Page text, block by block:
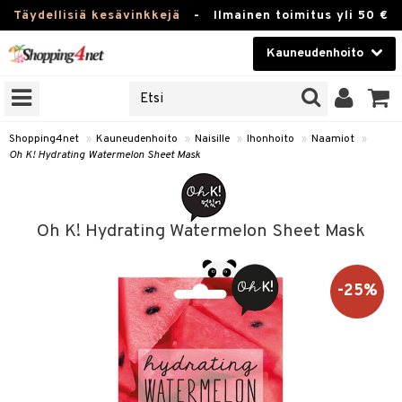
Täydellisiä kesävinkkejä - Ilmainen toimitus yli 50 €
Kauneudenhoito
Kauneudenhoito
Piilolinssit
Fitness
Lelut, Lapsi & Vauva
Shopping4net » Kauneudenhoito » Naisille » Ihonhoito » Naamiot »
Oh K! Hydrating Watermelon Sheet Mask
Oh K! Hydrating Watermelon Sheet Mask
-25%
tuotteet